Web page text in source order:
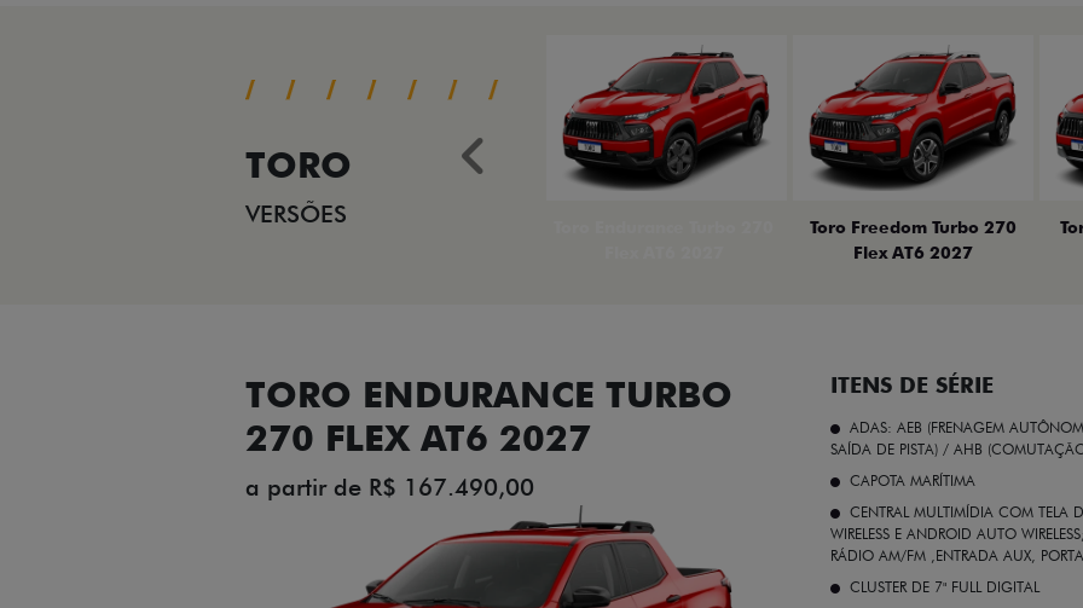
TORO
VERSÕES
Toro Freedom Turbo 270
Flex AT6 2027
Anterior
TORO ENDURANCE TURBO
270 FLEX AT6 2027
a partir de R$ 167.490,00
ITENS DE SÉRIE
ADAS: AEB (FRENAGEM
SAÍDA DE PISTA) / AHB
CAPOTA MARÍTIMA
CENTRAL MULTIMÍDIA COM TELA
WIRELESS E ANDROID AUTO
RÁDIO AM/FM ,ENTRADA AUX,
CLUSTER DE 7" FULL DIGITAL